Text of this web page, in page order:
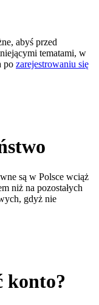
abyś przed
tematami, w
po zarejestrowaniu się
są w Polsce wciąż
niż na pozostałych
gdyż nie
konto?